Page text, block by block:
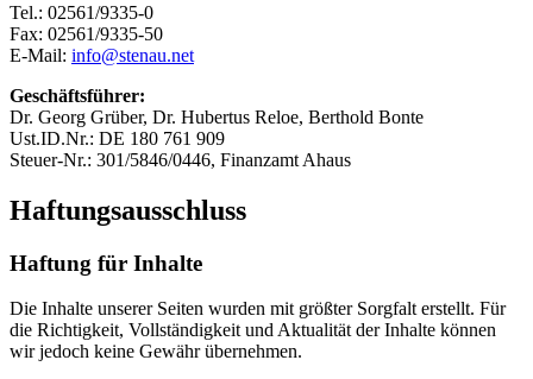
Tel.: 02561/9335-0
Fax: 02561/9335-50
E-Mail: info@stenau.net
Geschäftsführer:
Dr. Georg Grüber, Dr. Hubertus Reloe, Berthold Bonte
Ust.ID.Nr.: DE 180 761 909
Steuer-Nr.: 301/5846/0446, Finanzamt Ahaus
Haftungsausschluss
Haftung für Inhalte
Die Inhalte unserer Seiten wurden mit größter Sorgfalt erstellt. Für
die Richtigkeit, Vollständigkeit und Aktualität der Inhalte können
wir jedoch keine Gewähr übernehmen.